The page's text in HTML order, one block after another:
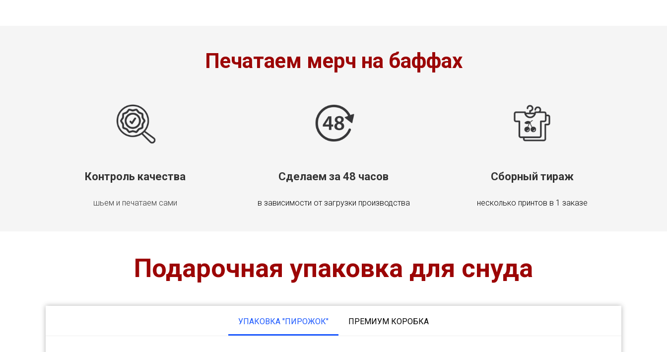
Печатаем мерч на баффах
Контроль качества
шьем и печатаем сами
Сделаем за 48 часов
в зависимости от загрузки производства
Сборный тираж
несколько принтов в 1 заказе
Подарочная упаковка для снуда
УПАКОВКА "ПИРОЖОК" ПРЕМИУМ КОРОБКА